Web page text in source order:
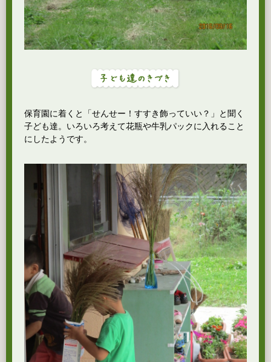
保育園に着くと「せんせー！すすき飾っていい？」と聞く
子ども達。いろいろ考えて花瓶や牛乳パックに入れること
にしたようです。